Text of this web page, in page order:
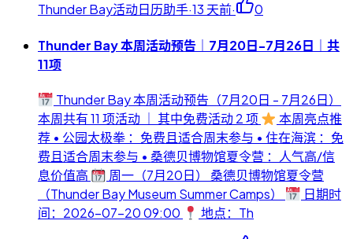
Thunder Bay活动日历助手·13 天前· 0
Thunder Bay 本周活动预告｜7月20日-7月26日｜共
11项
Thunder Bay 本周活动预告（7月20日 - 7月26日）
本周共有 11 项活动 ｜ 其中免费活动 2 项
本周亮点推
荐 • 公园太极拳 ：免费且适合周末参与 • 住在海滨 ：免
费且适合周末参与 • 桑德贝博物馆夏令营 ：人气高/信
息价值高
周一（7月20日） 桑德贝博物馆夏令营
（Thunder Bay Museum Summer Camps）
日期时
间：2026-07-20 09:00
地点：Th